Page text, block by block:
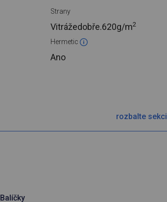
Strany
Vitrážedobře.620g/m2
Hermetic
Ano
rozbalte sekci
Balíčky